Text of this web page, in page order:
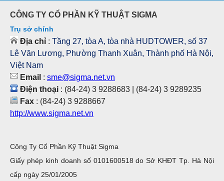
CÔNG TY CỔ PHẦN KỸ THUẬT SIGMA
Trụ sở chính
Địa chỉ : Tầng 27, tòa A, tòa nhà HUDTOWER, số 37
Lê Văn Lương, Phường Thanh Xuân, Thành phố Hà Nội,
Việt Nam
Email : sme@sigma.net.vn
Điện thoại : (84-24) 3 9288683 | (84-24) 3 9289235
Fax : (84-24) 3 9288667
http://www.sigma.net.vn
Công Ty Cổ Phần Kỹ Thuật Sigma
Giấy phép kinh doanh số 0101600518 do Sở KHĐT Tp. Hà Nội
cấp ngày 25/01/2005